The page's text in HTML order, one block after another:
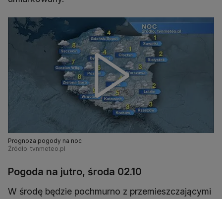
Prognoza pogody na noc
Źródło: tvnmeteo.pl
Pogoda na jutro, środa 02.10
W środę będzie pochmurno z przemieszczającymi